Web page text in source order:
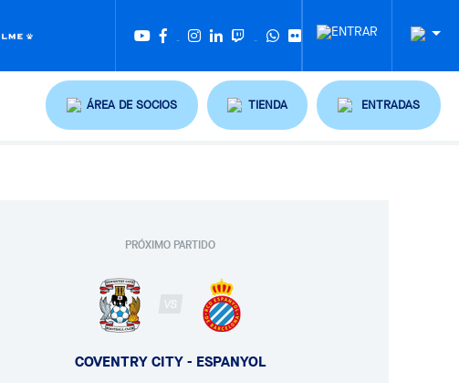
ÁREA DE SOCIOS TIENDA ENTRADAS
PRÓXIMO PARTIDO
VS
COVENTRY CITY - ESPANYOL